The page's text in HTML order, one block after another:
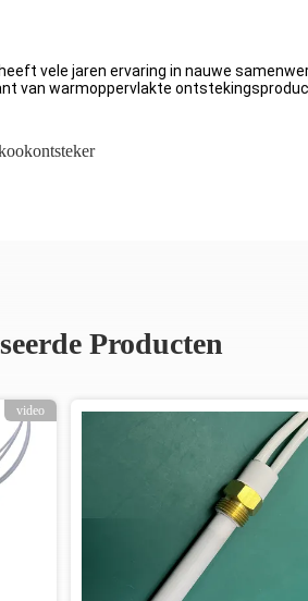
vele jaren ervaring in nauwe
van warmoppervlakte
Producten